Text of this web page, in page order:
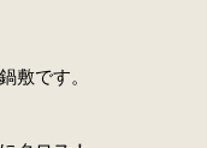
敷です。